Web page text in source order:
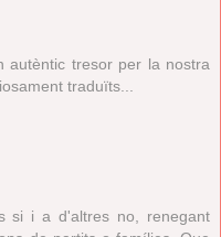
autèntic tresor per la nostra
traduïts...
si i a d'altres no, renegant